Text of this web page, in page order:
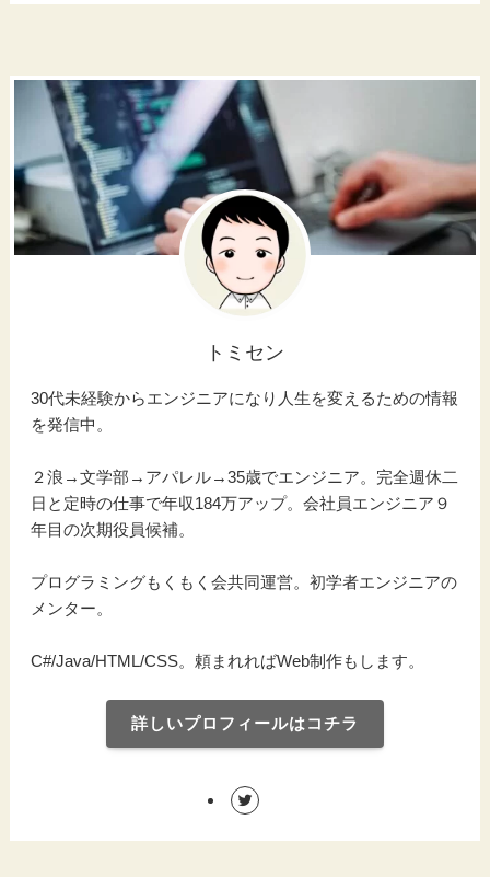
トミセン
30代未経験からエンジニアになり人生を変えるための情報
を発信中。
２浪→文学部→アパレル→35歳でエンジニア。完全週休二
日と定時の仕事で年収184万アップ。会社員エンジニア９
年目の次期役員候補。
プログラミングもくもく会共同運営。初学者エンジニアの
メンター。
C#/Java/HTML/CSS。頼まれればWeb制作もします。
詳しいプロフィールはコチラ